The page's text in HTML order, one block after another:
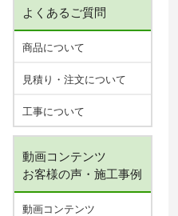
よくあるご質問
商品について
見積り・注文について
工事について
動画コンテンツ
お客様の声・施工事例
動画コンテンツ